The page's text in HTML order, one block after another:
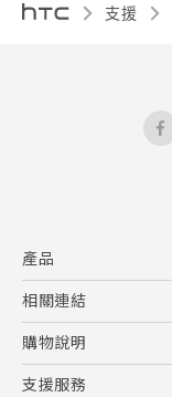
支援
產品
5G
智慧型手機
配件
相關連結
HTC Research
購物說明
購物須知
支援服務